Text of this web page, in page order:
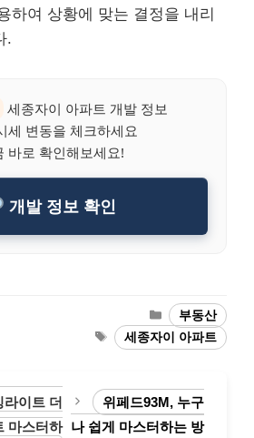
하여 상황에 맞는 결정을 내리
.
세종자이 아파트 개발 정보
세 변동을 체크하세요
바로 확인해보세요!
개발 정보 확인
Categories
부동산
Tags
세종자이 아파트
라이트 더
마스터하
위페드93M, 누구
나 쉽게 마스터하는 방